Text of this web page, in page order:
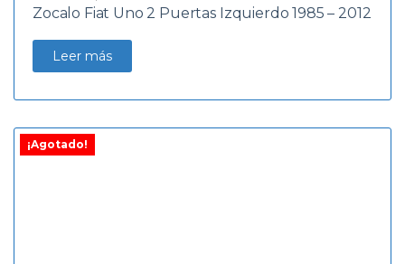
Zocalo Fiat Uno 2 Puertas Izquierdo 1985 – 2012
Leer más
¡Agotado!